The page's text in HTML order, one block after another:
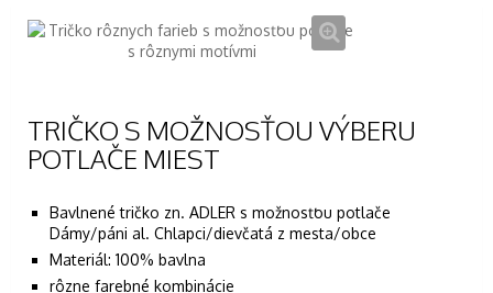
TRIČKO S MOŽNOSŤOU VÝBERU
POTLAČE MIEST
Bavlnené tričko zn. ADLER s možnosťou potlače
Dámy/páni al. Chlapci/dievčatá z mesta/obce
Materiál: 100% bavlna
rôzne farebné kombinácie